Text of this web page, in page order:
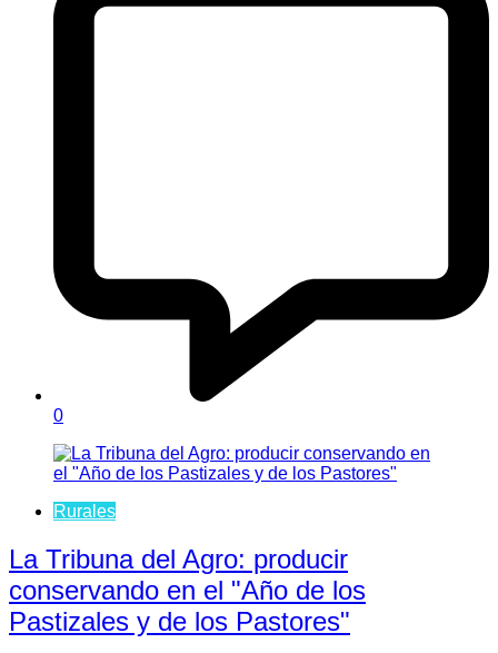
0
Rurales
La Tribuna del Agro: producir
conservando en el "Año de los
Pastizales y de los Pastores"